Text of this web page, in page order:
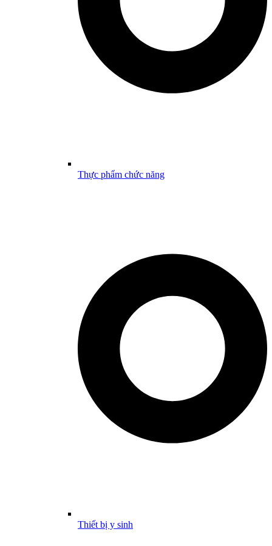
Thực phẩm chức năng
Thiết bị y sinh